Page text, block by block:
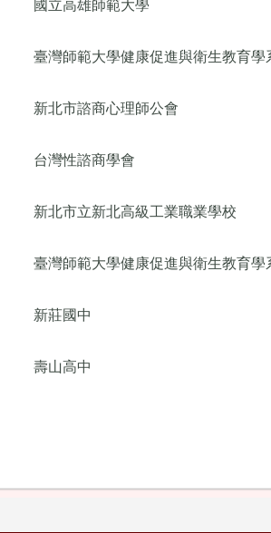
國立高雄師範大學
臺灣師範大學健康促進與衛生教育學
新北市諮商心理師公會
台灣性諮商學會
新北市立新北高級工業職業學校
臺灣師範大學健康促進與衛生教育學
新莊國中
壽山高中